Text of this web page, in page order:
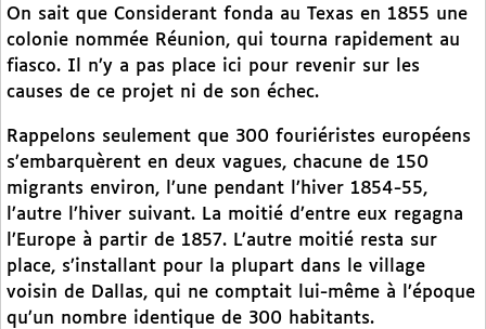
On sait que Considerant fonda au Texas en 1855 une
colonie nommée Réunion, qui tourna rapidement au
fiasco. Il n’y a pas place ici pour revenir sur les
causes de ce projet ni de son échec.
Rappelons seulement que 300 fouriéristes européens
s’embarquèrent en deux vagues, chacune de 150
migrants environ, l’une pendant l’hiver 1854-55,
l’autre l’hiver suivant. La moitié d’entre eux regagna
l’Europe à partir de 1857. L’autre moitié resta sur
place, s’installant pour la plupart dans le village
voisin de Dallas, qui ne comptait lui-même à l’époque
qu’un nombre identique de 300 habitants.